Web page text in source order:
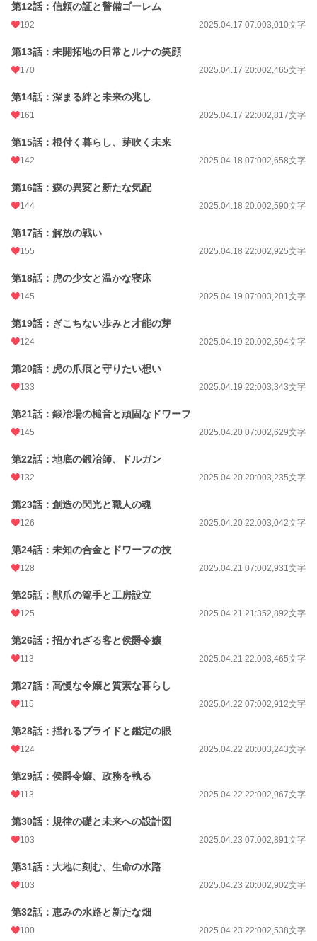
第12話：信頼の証と警備ゴーレム
192 2025.04.17 07:003,010文字
第13話：未開拓地の日常とルナの笑顔
170 2025.04.17 20:002,465文字
第14話：深まる絆と未来の兆し
161 2025.04.17 22:002,817文字
第15話：根付く暮らし、芽吹く未来
142 2025.04.18 07:002,658文字
第16話：森の異変と新たな気配
144 2025.04.18 20:002,590文字
第17話：解放の戦い
155 2025.04.18 22:002,925文字
第18話：虎の少女と温かな寝床
145 2025.04.19 07:003,201文字
第19話：ぎこちない歩みと才能の芽
124 2025.04.19 20:002,594文字
第20話：虎の爪痕と守りたい想い
133 2025.04.19 22:003,343文字
第21話：鍛冶場の槌音と頑固なドワーフ
145 2025.04.20 07:002,629文字
第22話：地底の鍛冶師、ドルガン
132 2025.04.20 20:003,235文字
第23話：創造の閃光と職人の魂
126 2025.04.20 22:003,042文字
第24話：未知の合金とドワーフの技
128 2025.04.21 07:002,931文字
第25話：獣爪の篭手と工房設立
125 2025.04.21 21:352,892文字
第26話：招かれざる客と侯爵令嬢
113 2025.04.21 22:003,465文字
第27話：高慢な令嬢と質素な暮らし
115 2025.04.22 07:002,912文字
第28話：揺れるプライドと鑑定の眼
124 2025.04.22 20:003,243文字
第29話：侯爵令嬢、政務を執る
113 2025.04.22 22:002,967文字
第30話：規律の礎と未来への設計図
103 2025.04.23 07:002,891文字
第31話：大地に刻む、生命の水路
103 2025.04.23 20:002,902文字
第32話：恵みの水路と新たな畑
100 2025.04.23 22:002,538文字